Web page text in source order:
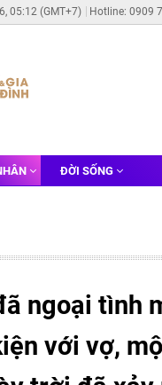
05:12 (GMT+7) Hotline: 0909
ĐỜI SỐNG
ngoại tình
với vợ,